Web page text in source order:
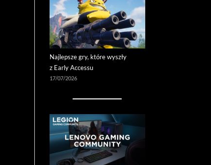
Najlepsze gry, które wyszły
z Early Accessu
17/07/2026